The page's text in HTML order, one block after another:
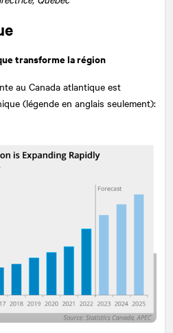
transforme la région
au Canada atlantique est
(légende en anglais seulement):